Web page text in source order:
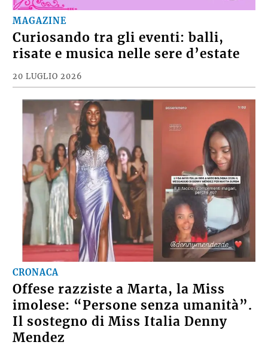
MAGAZINE
Curiosando tra gli eventi: balli,
risate e musica nelle sere d’estate
20 LUGLIO 2026
CRONACA
Offese razziste a Marta, la Miss
imolese: “Persone senza umanità”.
Il sostegno di Miss Italia Denny
Mendez